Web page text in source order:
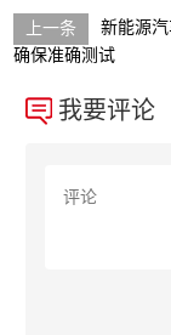
新能源
确保准确测试
我要评论